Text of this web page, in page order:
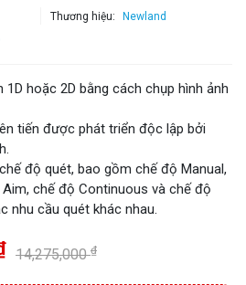
Thương hiệu: Newland
hoặc 2D bằng cách chụp hình ảnh
tiến được phát triển độc lập bởi
độ quét, bao gồm chế độ Manual,
chế độ Continuous và chế độ
nhu cầu quét khác nhau.
14,275,000₫